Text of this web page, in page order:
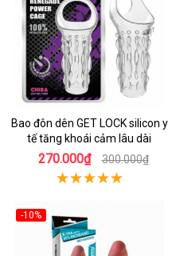
Bao đôn dên GET LOCK silicon y
tế tăng khoái cảm lâu dài
270.000₫ 300.000₫
-10%